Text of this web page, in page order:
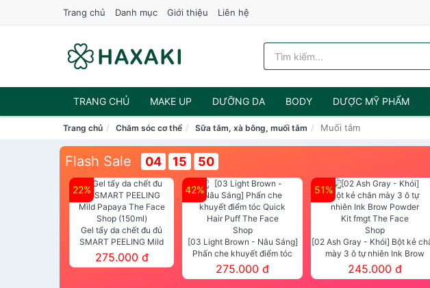
Trang chủ Danh mục Giới thiệu Liên hệ
TRANG CHỦ MAKE UP DƯỠNG DA BODY DƯỢC MỸ PHẨM
NƯỚC HOA
Trang chủ Chăm sóc cơ thể Sữa tắm, xà bông, muối tắm Muối tắm
Flash Sale 04 15 49
22%
Gel tẩy da chết đu đủ
SMART PEELING Mild
Papaya The Face Shop
(150ml)
275.000 đ
42%
[03 Light Brown - Nâu Sáng]
Phấn che khuyết điểm tóc
Quick Hair Puff The Face Shop
275.000 đ
51%
[02 Ash Gray - Khói] Bột kẻ
mày 3 ô tự nhiên Ink Brow
Powder Kit fmgt The Face Shop
245.000 đ